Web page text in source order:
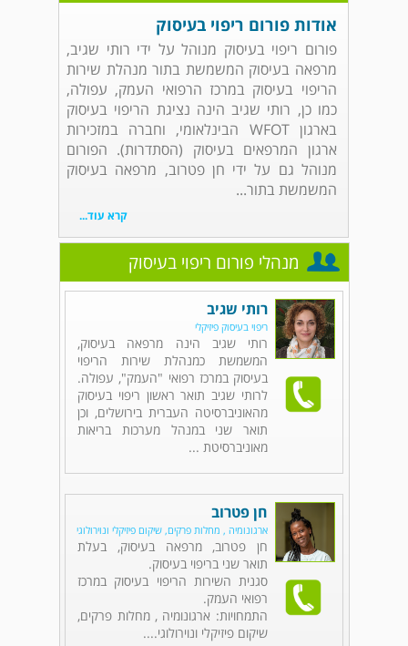
אודות פורום ריפוי בעיסוק
פורום ריפוי בעיסוק מנוהל על ידי רותי שגיב,
מרפאה בעיסוק המשמשת בתור מנהלת שירות
הריפוי בעיסוק במרכז הרפואי העמק, עפולה,
כמו כן, רותי שגיב הינה נציגת הריפוי בעיסוק
בארגון WFOT הבינלאומי, וחברה במזכירות
ארגון המרפאים בעיסוק (הסתדרות). הפורום
מנוהל גם על ידי חן פטרוב, מרפאה בעיסוק
המשמשת בתור...
קרא עוד...
מנהלי פורום ריפוי בעיסוק
רותי שגיב
ריפוי בעיסוק פיזיקלי
רותי שגיב הינה מרפאה בעיסוק,
המשמשת כמנהלת שירות הריפוי
בעיסוק במרכז רפואי "העמק", עפולה.
לרותי שגיב תואר ראשון ריפוי בעיסוק
מהאוניברסיטה העברית בירושלים, וכן
תואר שני במנהל מערכות בריאות
מאוניברסיטת ...
חן פטרוב
ארגונומיה , מחלות פרקים, שיקום פיזיקלי ונוירולוגי
חן פטרוב, מרפאה בעיסוק, בעלת
תואר שני בריפוי בעיסוק.
סגנית השירות הריפוי בעיסוק במרכז
רפואי העמק.
התמחויות: ארגונומיה , מחלות פרקים,
שיקום פיזיקלי ונוירולוגי....